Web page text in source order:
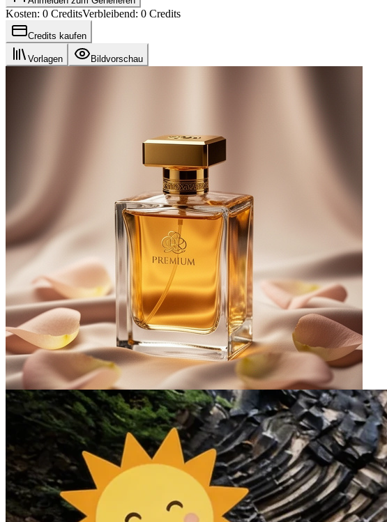
Kosten: 0 CreditsVerbleibend: 0 Credits
Credits kaufen
Vorlagen Bildvorschau
Nano Banana 2 Capabilities